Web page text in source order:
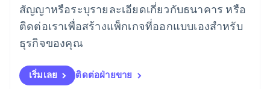
สัญญาหรือระบุรายละเอียดเกี่ยวกับธนาคาร หรือ
ติดต่อเราเพื่อสร้างแพ็กเกจที่ออกแบบเองสำหรับ
ธุรกิจของคุณ
เริ่มเลย ติดต่อฝ่ายขาย
ลัตเวีย
English
ลิกเตนสไตน์
DeutschEnglish
English
สเปน